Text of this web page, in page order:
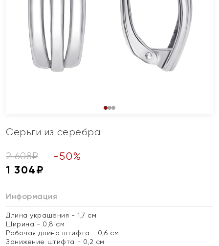
Серьги из серебра
2 608₽ -50%
1 304₽
Информация
Длина украшения - 1,7 см
Ширина - 0,8 см
Рабочая длина штифта - 0,6 см
Занижение штифта - 0,2 см